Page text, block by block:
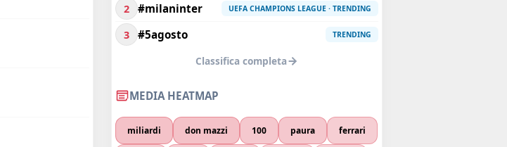
2 #milaninter UEFA CHAMPIONS LEAGUE · TRENDING
3 #5agosto TRENDING
Classifica completa
MEDIA HEATMAP
miliardi don mazzi 100 paura ferrari